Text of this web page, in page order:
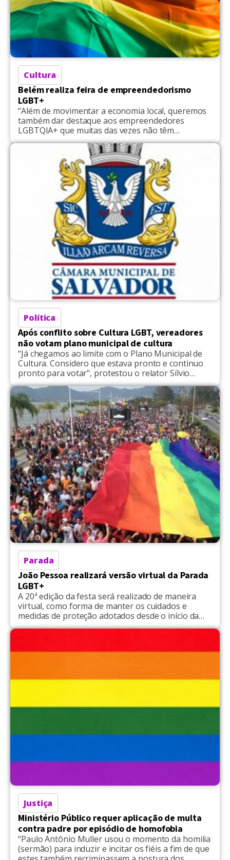
Cultura
Belém realiza feira de empreendedorismo
LGBT+
“Além de movimentar a economia local, queremos
também dar destaque aos empreendedores
LGBTQIA+ que muitas das vezes não têm
oportunidades...", diz Davidson Porteglio
Política
Após conflito sobre Cultura LGBT, vereadores
não votam plano municipal de cultura
“Já chegamos ao limite com o Plano Municipal de
Cultura. Considero que estava pronto e continuo
pronto para votar", protestou o relator Sílvio
Humberto
Parada
João Pessoa realizará versão virtual da Parada
LGBT+
A 20ª edição da festa será realizado de maneira
virtual, como forma de manter os cuidados e
medidas de proteção adotados desde o início da
pandemia da Covid-19
Justiça
Ministério Público requer aplicação de multa
contra padre por episódio de homofobia
“Paulo Antônio Muller usou o momento da homilia
(sermão) para induzir e incitar os fiéis a fim de que